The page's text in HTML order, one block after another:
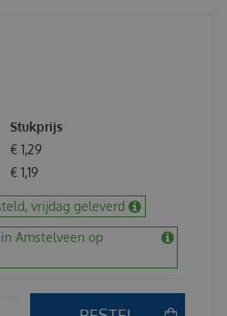
Stukprijs
€ 1,29
€ 1,19
vrijdag geleverd
Amstelveen op